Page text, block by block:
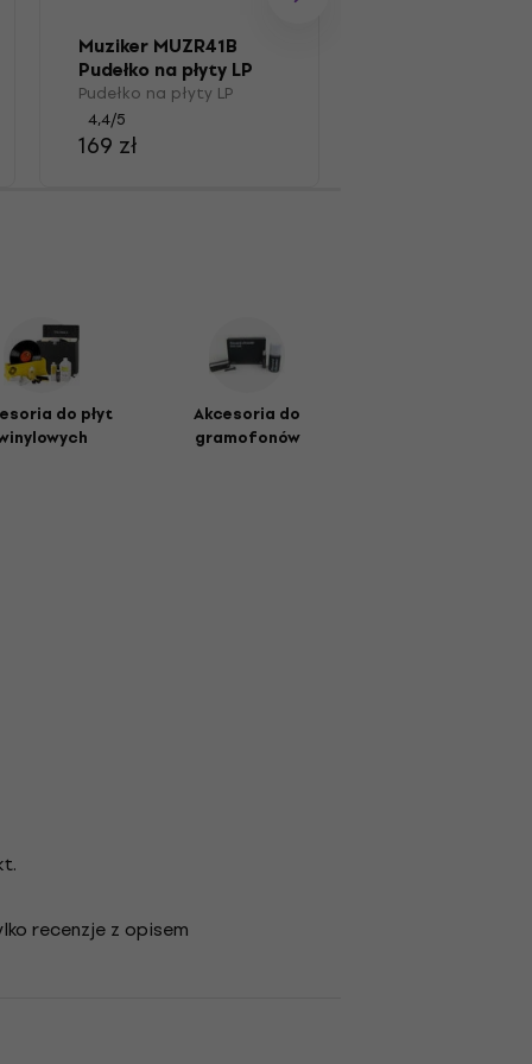
Muziker MUZR41B
Pudełko na płyty LP
Pudełko na płyty LP
4,4/5
169 zł
do płyt
Akcesoria do
gramofonów
recenzje z opisem